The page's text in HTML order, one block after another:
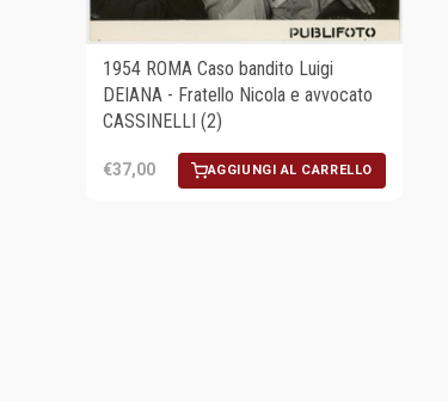
1954 ROMA Caso bandito Luigi
DEIANA - Fratello Nicola e avvocato
CASSINELLI (2)
€37,00 AGGIUNGI AL CARRELLO